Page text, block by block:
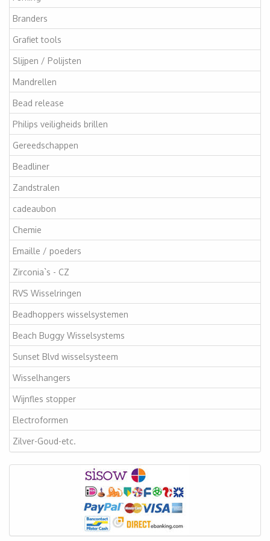
Branders
Grafiet tools
Slijpen / Polijsten
Mandrellen
Bead release
Philips veiligheids brillen
Gereedschappen
Beadliner
Zandstralen
cadeaubon
Chemie
Emaille / poeders
Zirconia`s - CZ
RVS Wisselringen
Beadhoppers wisselsystemen
Beach Buggy Wisselsystems
Sunset Blvd wisselsysteem
Wisselhangers
Wijnfles stopper
Electroformen
Zilver-Goud-etc.